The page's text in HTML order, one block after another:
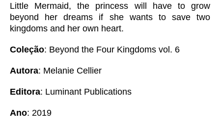
Little Mermaid, the princess will have to grow
beyond her dreams if she wants to save two
kingdoms and her own heart.
Coleção: Beyond the Four Kingdoms vol. 6
Autora: Melanie Cellier
Editora: Luminant Publications
Ano: 2019